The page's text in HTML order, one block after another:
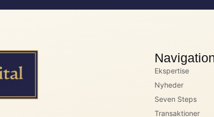
Ekspertise
Nyheder
Seven Steps
Transaktioner